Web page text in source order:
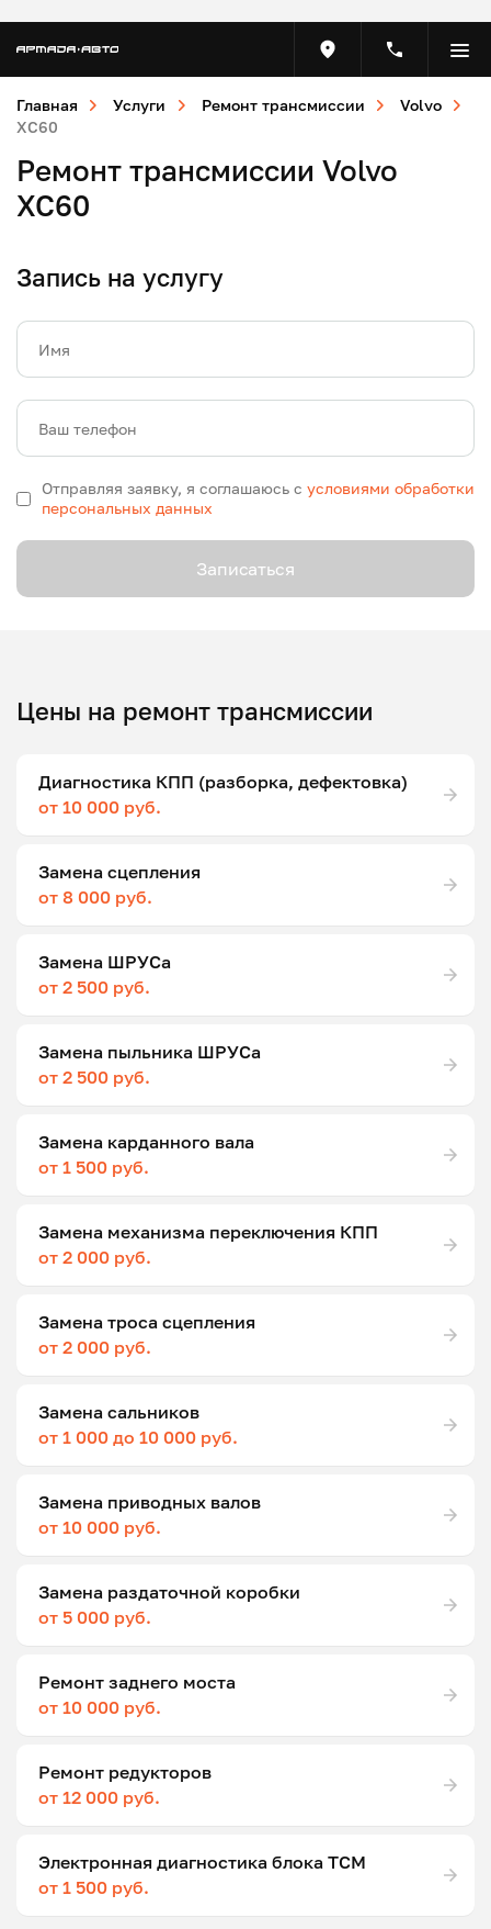
Главная Услуги Ремонт трансмиссии
Volvo
XC60
Ремонт трансмиссии Volvo
XC60
Запись на услугу
Имя
Ваш телефон
Отправляя заявку, я соглашаюсь с условиями обработки
персональных данных
Записаться
Цены на ремонт трансмиссии
Диагностика КПП (разборка, дефектовка)
от 10 000 руб.
Замена сцепления
от 8 000 руб.
Замена ШРУСа
от 2 500 руб.
Замена пыльника ШРУСа
от 2 500 руб.
Замена карданного вала
от 1 500 руб.
Замена механизма переключения КПП
от 2 000 руб.
Замена троса сцепления
от 2 000 руб.
Замена сальников
от 1 000 до 10 000 руб.
Замена приводных валов
от 10 000 руб.
Замена раздаточной коробки
от 5 000 руб.
Ремонт заднего моста
от 10 000 руб.
Ремонт редукторов
от 12 000 руб.
Электронная диагностика блока ТСМ
от 1 500 руб.